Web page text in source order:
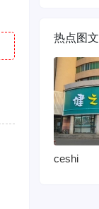
热点图文
ceshi